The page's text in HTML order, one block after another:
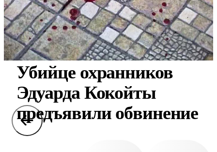
Убийце охранников
Эдуарда Кокойты
предъявили обвинение